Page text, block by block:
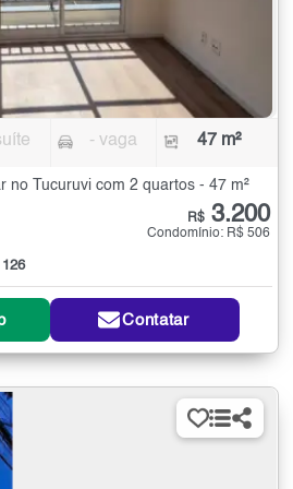
- vaga 47 m²
no Tucuruvi com 2 quartos - 47 m²
R$ 3.200
Condomínio: R$ 506
Contatar